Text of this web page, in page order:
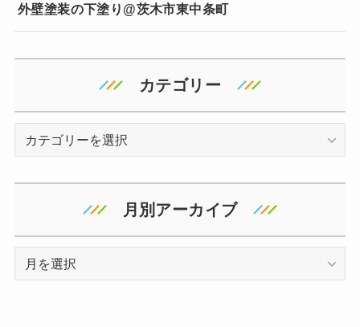
外壁塗装の下塗り@茨木市東中条町
カテゴリー
月別アーカイブ